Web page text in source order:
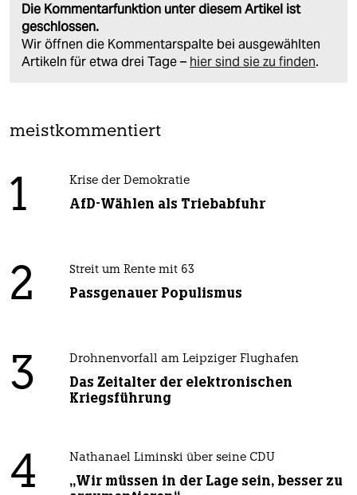
Die Kommentarfunktion unter diesem Artikel ist
geschlossen.
Wir öffnen die Kommentarspalte bei ausgewählten
Artikeln für etwa drei Tage – hier sind sie zu finden.
meistkommentiert
1 Krise der Demokratie
AfD-Wählen als Triebabfuhr
2 Streit um Rente mit 63
Passgenauer Populismus
3 Drohnenvorfall am Leipziger Flughafen
Das Zeitalter der elektronischen
Kriegsführung
4 Nathanael Liminski über seine CDU
„Wir müssen in der Lage sein, besser zu